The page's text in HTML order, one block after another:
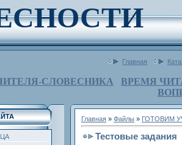
Главная
СЛОВЕСНИКА
ВРЕМЯ
Главная » Файлы » ГОТОВИМ
Тестовые задания